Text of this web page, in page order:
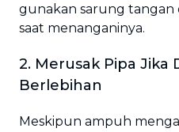
gunakan sarung
saat menanganinya.
2. Merusak Pipa Jika
Berlebihan
Meskipun ampuh